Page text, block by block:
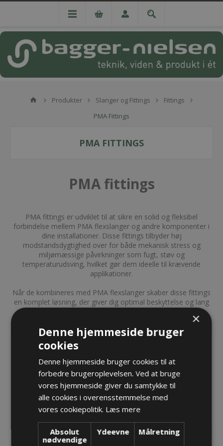
Produkter Slanger og Fittings
Fittings
PMA Fittings
PMA FITTINGS
PMA fittings
PMA fittings er udviklet til at sikre en solid og fleksibel
forbindelse mellem PMA flexslanger og andre komponenter i
dine installationer. Disse fittings tilbyder høj
modstandsdygtighed over for både mekanisk stress og
miljømæssige påvirkninger som fugt, støv og
temperaturudsving, hvilket gør dem ideelle til krævende
applikationer.
Når de kombineres med PMA flexslanger skaber disse fittings
en komplet løsning, der giver dig optimal beskyttelse og lang
LIGE FITTINGS
BLNO-M
BRND-M (EcoGuard)
JENQ
BVND-M
Se alle
BVAD-M
×
Denne hjemmeside bruger
cookies
Denne hjemmeside bruger cookies til at
forbedre brugeroplevelsen. Ved at bruge
vores hjemmeside giver du samtykke til
alle cookies i overensstemmelse med
vores cookiepolitik. Læs mere
Absolut
nødvendige
Ydeevne Målretning